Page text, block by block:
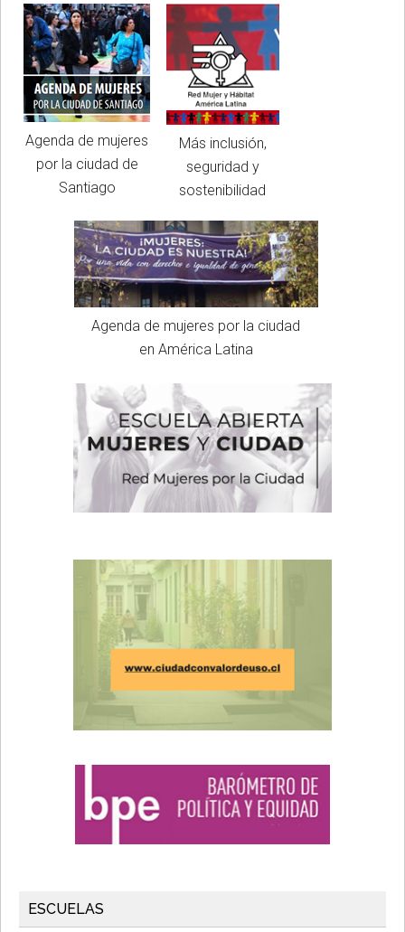
Agenda de mujeres
por la ciudad de
Santiago
Más inclusión,
seguridad y
sostenibilidad
Agenda de mujeres por la ciudad
en América Latina
ESCUELAS